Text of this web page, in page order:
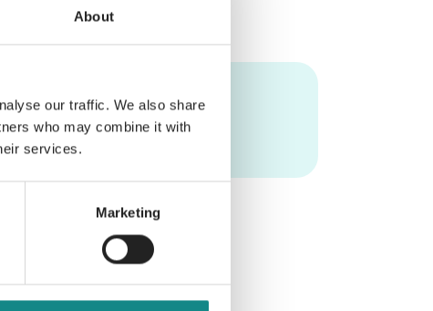
About
our traffic. We also share
who may combine it with
services.
Marketing